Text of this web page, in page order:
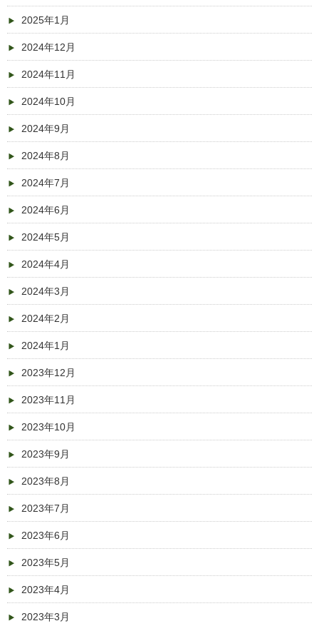
2025年1月
2024年12月
2024年11月
2024年10月
2024年9月
2024年8月
2024年7月
2024年6月
2024年5月
2024年4月
2024年3月
2024年2月
2024年1月
2023年12月
2023年11月
2023年10月
2023年9月
2023年8月
2023年7月
2023年6月
2023年5月
2023年4月
2023年3月